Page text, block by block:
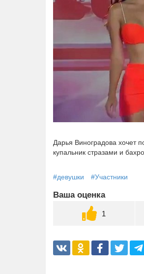
Дарья Виноградова хочет
купальник стразами и
#девушки #Участники
Ваша оценка
1